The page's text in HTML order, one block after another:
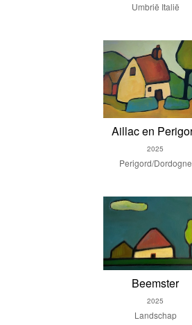
Umbrië Italië
Aillac en
2025
Perigord/Dordogne
Beemster
2025
Landschap